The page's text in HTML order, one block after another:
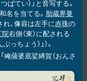
ばてい）」と音写する。
名を当てる。 胎蔵界曼
れ、像容は左手に赤珠の
院右側（東）に配される
っちょう）」）。
唵薩婆底娑縛賀（おんさ